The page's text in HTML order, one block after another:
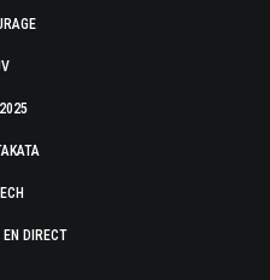
DIRECT